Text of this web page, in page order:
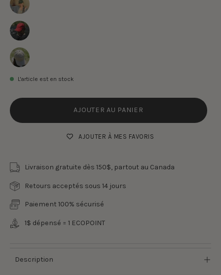
L'article est en stock
AJOUTER AU PANIER
AJOUTER À MES FAVORIS
Livraison gratuite dès 150$, partout au Canada
Retours acceptés sous 14 jours
Paiement 100% sécurisé
1$ dépensé = 1 ECOPOINT
Description